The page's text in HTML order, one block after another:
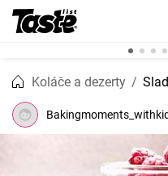
Koláče a dezerty